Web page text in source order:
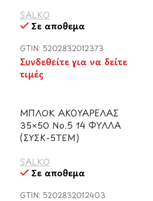
SALKO
Σε απόθεμα
GTIN: 5202832012373
Συνδεθείτε για να δείτε
τιμές
ΜΠΛΟΚ ΑΚΟΥΑΡΕΛΑΣ
35×50 Νο.5 14 ΦΥΛΛΑ
(ΣΥΣΚ-5ΤΕΜ)
SALKO
Σε απόθεμα
GTIN: 5202832012403